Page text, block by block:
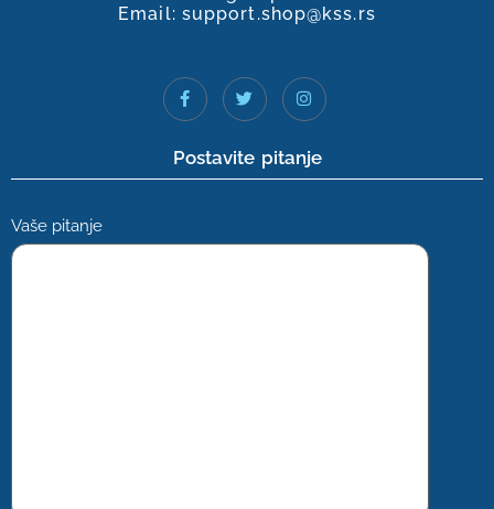
Email: support.shop@kss.rs
Postavite pitanje
Vaše pitanje